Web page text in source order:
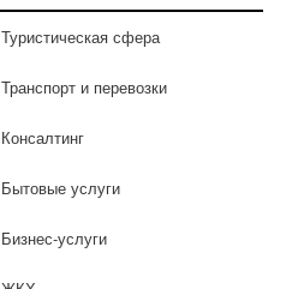
Туристическая сфера
Транспорт и перевозки
Консалтинг
Бытовые услуги
Бизнес-услуги